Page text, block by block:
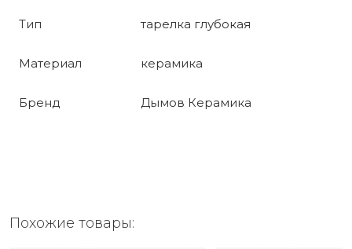
Тип тарелка глубокая
Материал керамика
Бренд Дымов Керамика
Похожие товары: